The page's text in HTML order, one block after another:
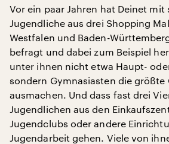
Vor ein paar Jahren hat Deinet mit
Jugendliche aus drei Shopping
Westfalen und Baden-
befragt und dabei zum Beispiel
unter ihnen nicht etwa Haupt-
sondern Gymnasiasten die größte
ausmachen. Und dass fast drei
Jugendlichen aus den
Jugendclubs oder andere
Jugendarbeit gehen. Viele von